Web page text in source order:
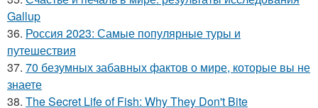
Gallup
36. Россия 2023: Самые популярные туры и
путешествия
37. 70 безумных забавных фактов о мире, которые вы не
знаете
38. The Secret Life of Fish: Why They Don't Bite